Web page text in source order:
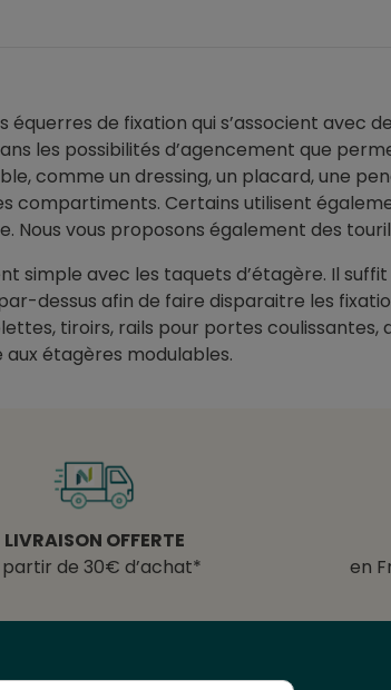
équerres de fixation qui s’associent
les possibilités d’agencement que
comme un dressing, un placard, une
compartiments. Certains utilisent
Nous vous proposons également des
simple avec les taquets d’étagère. Il
dessus afin de faire disparaitre les
tiroirs, rails pour portes coulissantes,
étagères modulables.
LIVRAISON OFFERTE
de 30€ d’achat*
en